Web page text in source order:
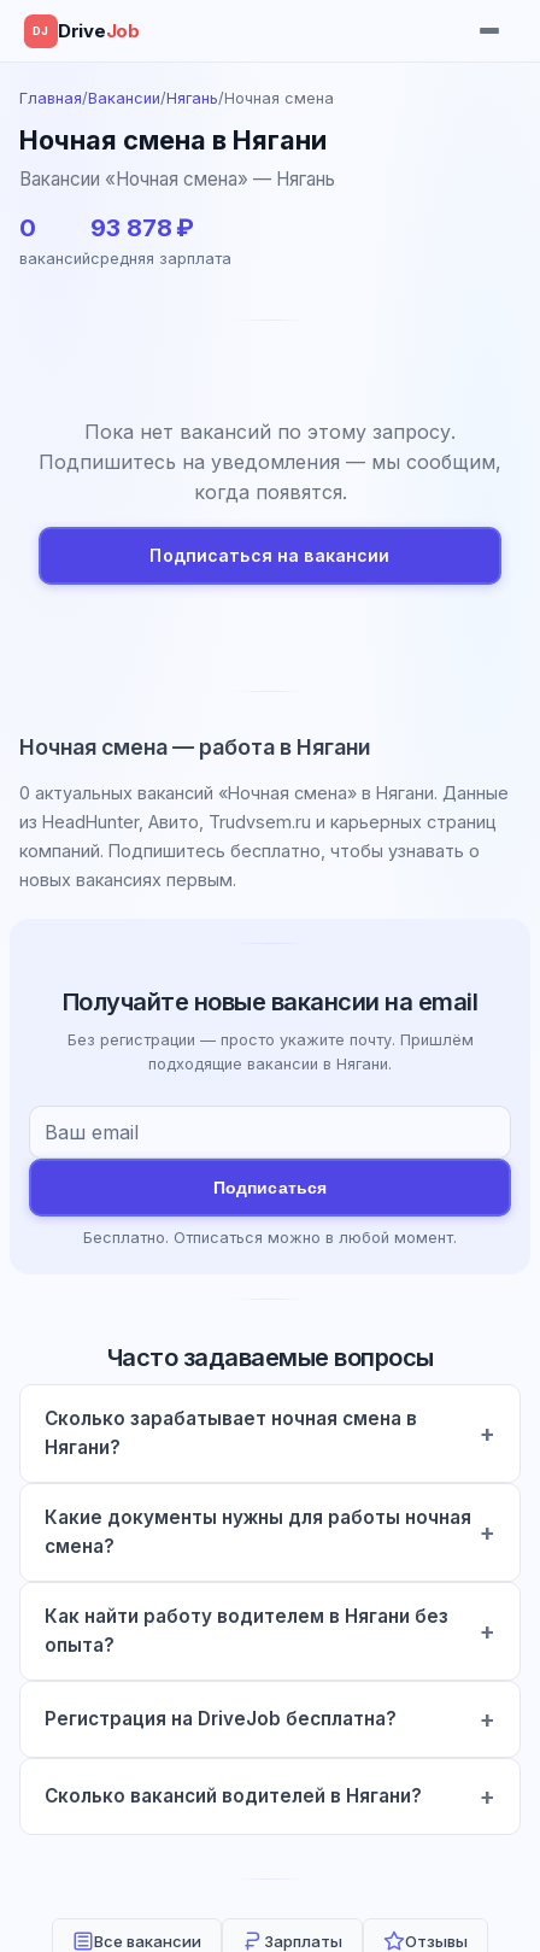
DJ DriveJob
Главная/Вакансии/Нягань/Ночная смена
Ночная смена в Нягани
Вакансии «Ночная смена» — Нягань
0
вакансий
93 878 ₽
средняя зарплата
Пока нет вакансий по этому запросу.
Подпишитесь на уведомления — мы сообщим,
когда появятся.
Подписаться на вакансии
Ночная смена — работа в Нягани
0 актуальных вакансий «Ночная смена» в Нягани. Данные
из HeadHunter, Авито, Trudvsem.ru и карьерных страниц
компаний. Подпишитесь бесплатно, чтобы узнавать о
новых вакансиях первым.
Получайте новые вакансии на email
Без регистрации — просто укажите почту. Пришлём
подходящие вакансии в Нягани.
Подписаться
Бесплатно. Отписаться можно в любой момент.
Часто задаваемые вопросы
Сколько зарабатывает ночная смена в
Нягани?
Какие документы нужны для работы ночная
смена?
Как найти работу водителем в Нягани без
опыта?
Регистрация на DriveJob бесплатна?
Сколько вакансий водителей в Нягани?
Все вакансии Зарплаты Отзывы